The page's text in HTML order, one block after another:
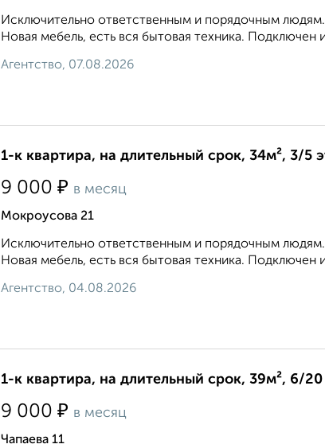
Исключительно ответственным и порядочным
Новая мебель, есть вся бытовая техника. Подключен
Агентство, 07.08.2026
1-к квартира, на длительный срок, 34м², 3/5
9 000 ₽ в месяц
Мокроусова 21
Исключительно ответственным и порядочным
Новая мебель, есть вся бытовая техника.
Агентство, 04.08.2026
1-к квартира, на длительный срок, 39м², 6/
9 000 ₽ в месяц
Чапаева 11